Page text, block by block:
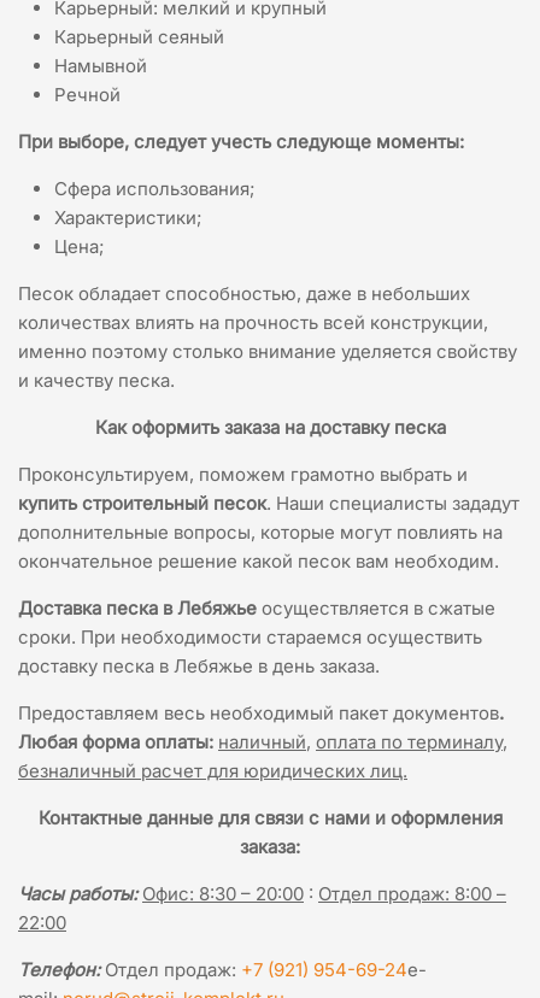
Карьерный: мелкий и крупный
Карьерный сеяный
Намывной
Речной
При выборе, следует учесть следующе моменты:
Сфера использования;
Характеристики;
Цена;
Песок обладает способностью, даже в небольших
количествах влиять на прочность всей конструкции,
именно поэтому столько внимание уделяется свойству
и качеству песка.
Как оформить заказа на доставку песка
Проконсультируем, поможем грамотно выбрать и
купить строительный песок. Наши специалисты зададут
дополнительные вопросы, которые могут повлиять на
окончательное решение какой песок вам необходим.
Доставка песка в Лебяжье осуществляется в сжатые
сроки. При необходимости стараемся осуществить
доставку песка в Лебяжье в день заказа.
Предоставляем весь необходимый пакет документов.
Любая форма оплаты: наличный, оплата по терминалу,
безналичный расчет для юридических лиц.
Контактные данные для связи с нами и оформления
заказа:
Часы работы:Офис: 8:30 – 20:00 : Отдел продаж: 8:00 –
22:00
Телефон:Отдел продаж: +7 (921) 954-69-24e-